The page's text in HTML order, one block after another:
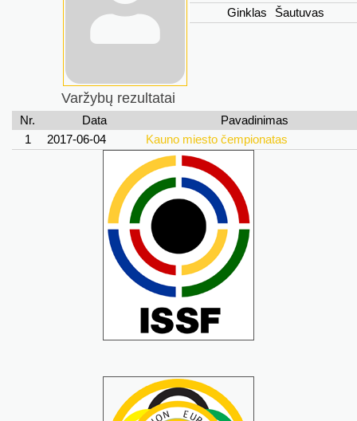
Ginklas
Šautuvas
Varžybų rezultatai
Nr. Data
Pavadinimas
1
2017-06-04 Kauno miesto čempionatas